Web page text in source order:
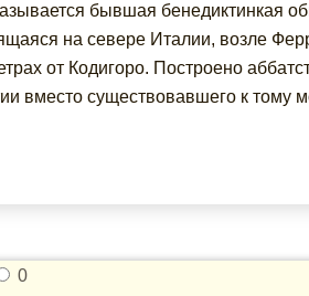
бывшая бенедиктинкая
на севере Италии, возле
от Кодигоро. Построено
вместо существовавшего к тому
0